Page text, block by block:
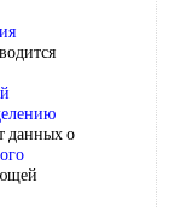
данных о